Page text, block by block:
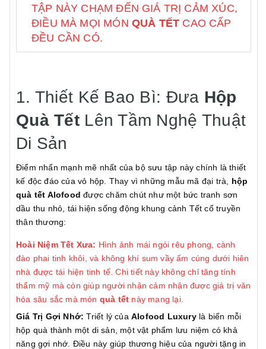
TẬP NÀY CHẠM ĐẾN GIÁ TRỊ CẢM XÚC,
ĐIỀU MÀ MỌI MÓN QUÀ TẾT CAO CẤP
ĐỀU CẦN CÓ.
1. Thiết Kế Bao Bì: Đưa Hộp
Quà TếtLên Tầm Nghệ Thuật
Di Sản
Điểm nhấn mạnh mẽ nhất của bộ sưu tập này chính là thiết
kế độc đáo của vỏ hộp. Thay vì những mẫu mã đại trà, hộp
quà tết Alofood được chăm chút như một bức tranh sơn
dầu thu nhỏ, tái hiện sống động khung cảnh Tết cổ truyền
thân thương:
Hoài Niệm Tết Xưa: Hình ảnh mái ngói rêu phong, cành
đào phai tinh khôi, và không khí sum vầy ấm cúng dưới hiên
nhà được tái hiện tinh tế. Chi tiết này không chỉ tăng tính
thẩm mỹ mà còn giúp người nhận cảm nhận được giá trị văn
hóa sâu sắc mà món quà tết này mang lại.
Giá Trị Gợi Nhớ: Triết lý củaAlofood Luxurylà biến mỗi
hộp quà thành một di sản, một vật phẩm lưu niệm có khả
năng gợi nhớ. Điều này giúp thương hiệu của người tặng in